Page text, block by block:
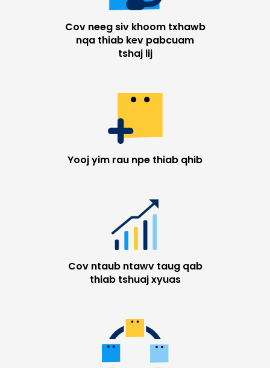
Cov neeg siv khoom txhawb
nqa thiab kev pabcuam
tshaj lij
Yooj yim rau npe thiab qhib
Cov ntaub ntawv taug qab
thiab tshuaj xyuas